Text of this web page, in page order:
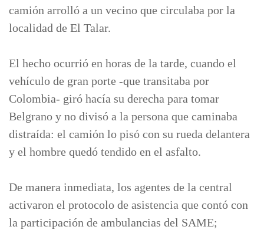
camión arrolló a un vecino que circulaba por la
localidad de El Talar.
El hecho ocurrió en horas de la tarde, cuando el
vehículo de gran porte -que transitaba por
Colombia- giró hacía su derecha para tomar
Belgrano y no divisó a la persona que caminaba
distraída: el camión lo pisó con su rueda delantera
y el hombre quedó tendido en el asfalto.
De manera inmediata, los agentes de la central
activaron el protocolo de asistencia que contó con
la participación de ambulancias del SAME;